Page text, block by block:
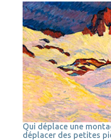
Qui déplace une
déplacer des petites